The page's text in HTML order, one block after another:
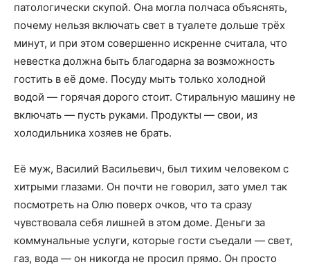
патологически скупой. Она могла полчаса объяснять,
почему нельзя включать свет в туалете дольше трёх
минут, и при этом совершенно искренне считала, что
невестка должна быть благодарна за возможность
гостить в её доме. Посуду мыть только холодной
водой — горячая дорого стоит. Стиральную машину не
включать — пусть руками. Продукты — свои, из
холодильника хозяев не брать.
Её муж, Василий Васильевич, был тихим человеком с
хитрыми глазами. Он почти не говорил, зато умел так
посмотреть на Олю поверх очков, что та сразу
чувствовала себя лишней в этом доме. Деньги за
коммунальные услуги, которые гости съедали — свет,
газ, вода — он никогда не просил прямо. Он просто